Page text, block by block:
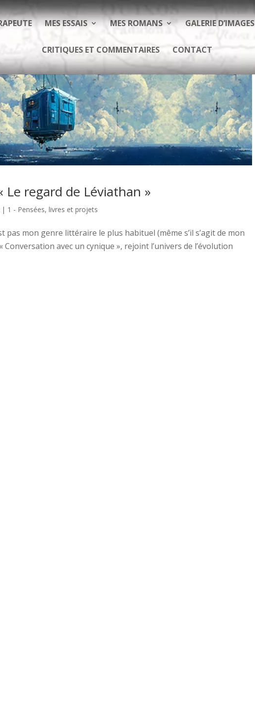
MES ESSAIS MES ROMANS GALERIE D’IMAGES
CRITIQUES ET COMMENTAIRES CONTACT
regard de Léviathan »
| 1 - Pensées, livres et projets
pas mon genre littéraire le plus habituel (même s’il s’agit de mon
Conversation avec un cynique », rejoint l’univers de l’évolution